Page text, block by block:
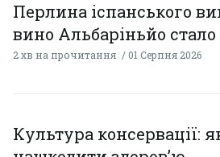
Перлина іспанського
вино Альбаріньйо
2 хв на прочитання 01 Серпня 2026
Культура консервації: